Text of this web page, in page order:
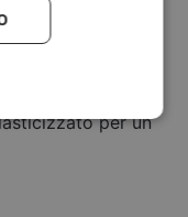
Grip
. Ideali per
settori. La fodera
garantire durata
per un